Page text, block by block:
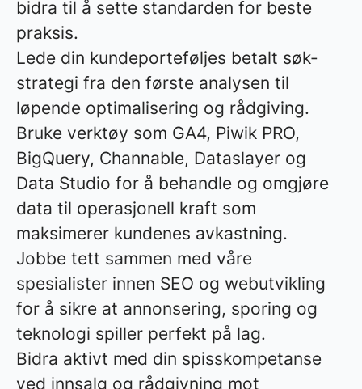
bidra til å sette standarden for beste
praksis.
Lede din kundeporteføljes betalt søk-
strategi fra den første analysen til
løpende optimalisering og rådgiving.
Bruke verktøy som GA4, Piwik PRO,
BigQuery, Channable, Dataslayer og
Data Studio for å behandle og omgjøre
data til operasjonell kraft som
maksimerer kundenes avkastning.
Jobbe tett sammen med våre
spesialister innen SEO og webutvikling
for å sikre at annonsering, sporing og
teknologi spiller perfekt på lag.
Bidra aktivt med din spisskompetanse
ved innsalg og rådgivning mot